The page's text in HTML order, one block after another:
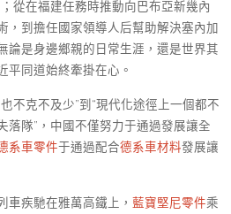
從在福建任務時推動向巴布亞新幾內
，到擔任國家領導人后幫助解決塞內加
論是身邊鄉親的日常生涯，還是世界其
平同道始終牽掛在心。
不克不及少”到“現代化途徑上一個都不
落隊”，中國不僅努力于通過發展讓全
系車零件于通過配合德系車材料發展讓
車疾馳在雅萬高鐵上， 藍寶堅尼零件乘